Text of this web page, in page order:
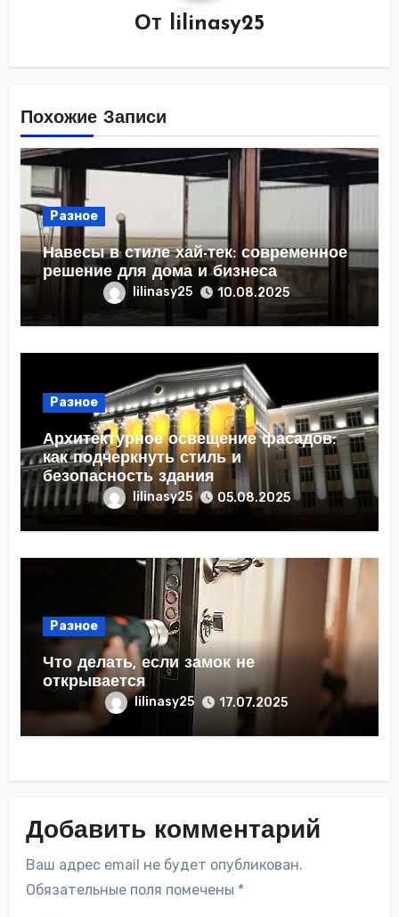
От lilinasy25
Похожие Записи
Разное
Навесы в стиле хай-тек: современное
решение для дома и бизнеса
lilinasy25 10.08.2025
Разное
Архитектурное освещение фасадов:
как подчеркнуть стиль и
безопасность здания
lilinasy25 05.08.2025
Разное
Что делать, если замок не
открывается
lilinasy25 17.07.2025
Добавить комментарий
Ваш адрес email не будет опубликован.
Обязательные поля помечены *